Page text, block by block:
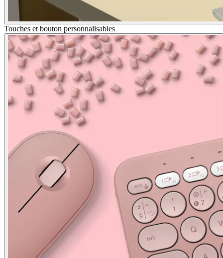
Touches et bouton personnalisables